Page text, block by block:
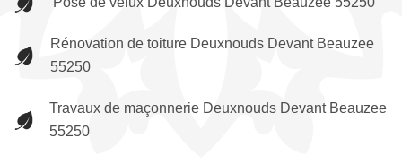
Rénovation de toiture Deuxnouds Devant Beauzee
55250
Travaux de maçonnerie Deuxnouds Devant Beauzee
55250